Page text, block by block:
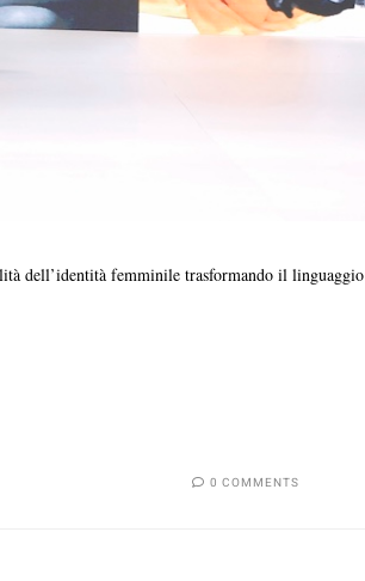
dell’identità femminile trasformando il linguaggio
0 COMMENTS